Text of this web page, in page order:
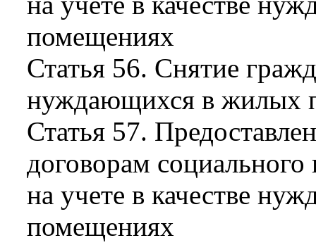
помещениях
Статья 56. Снятие
нуждающихся в жилых
Статья 57.
договорам
на учете в качестве
помещениях